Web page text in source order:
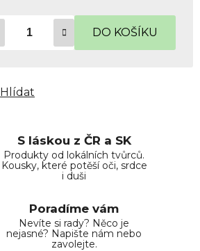
DO KOŠÍKU
Hlídat
S láskou z ČR a SK
Produkty od lokálních tvůrců.
Kousky, které potěší oči, srdce
i duši
Poradíme vám
Nevíte si rady? Něco je
nejasné? Napište nám nebo
zavolejte.